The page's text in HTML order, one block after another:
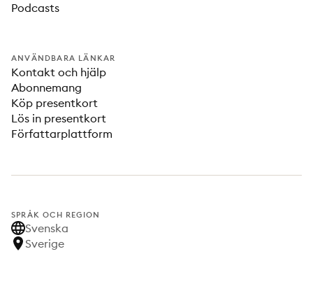
Podcasts
ANVÄNDBARA LÄNKAR
Kontakt och hjälp
Abonnemang
Köp presentkort
Lös in presentkort
Författarplattform
SPRÅK OCH REGION
Svenska
Sverige